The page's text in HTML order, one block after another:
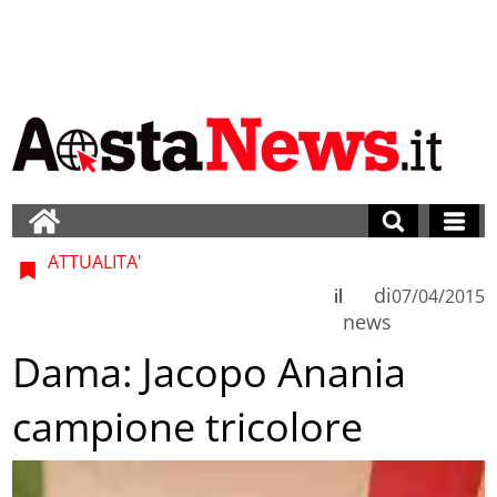
ATTUALITA'
di
news
il 07/04/2015
Dama: Jacopo Anania
campione tricolore